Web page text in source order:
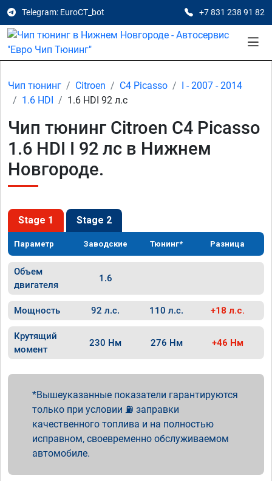
Telegram: EuroCT_bot +7 831 238 91 82
Чип тюнинг Citroen C4 Picasso
I - 2007 - 2014
1.6 HDI
1.6 HDI 92 л.с
Чип тюнинг Citroen C4 Picasso
1.6 HDI I 92 лс в Нижнем
Новгороде.
Stage 1 Stage 2
Параметр Заводские Тюнинг* Разница
Объем
двигателя
1.6
Мощность 92 л.с. 110 л.с. +18 л.с.
Крутящий
момент
230 Нм 276 Нм +46 Нм
Вышеуказанные показатели гарантируются
только при условии ⛽ заправки
качественного топлива и на полностью
исправном, своевременно обслуживаемом
автомобиле.